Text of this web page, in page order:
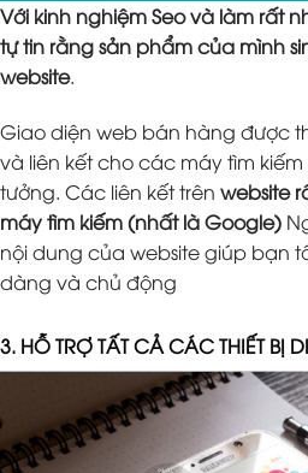
Với kinh nghiệm Seo và làm rất
tự tin rằng sản phẩm của mình
website.
Giao diện web bán hàng được
và liên kết cho các máy tìm
tưởng. Các liên kết trên website
máy tìm kiếm (nhất là Google)
nội dung của website giúp bạn
dàng và chủ động
3. HỖ TRỢ TẤT CẢ CÁC THIẾT BỊ